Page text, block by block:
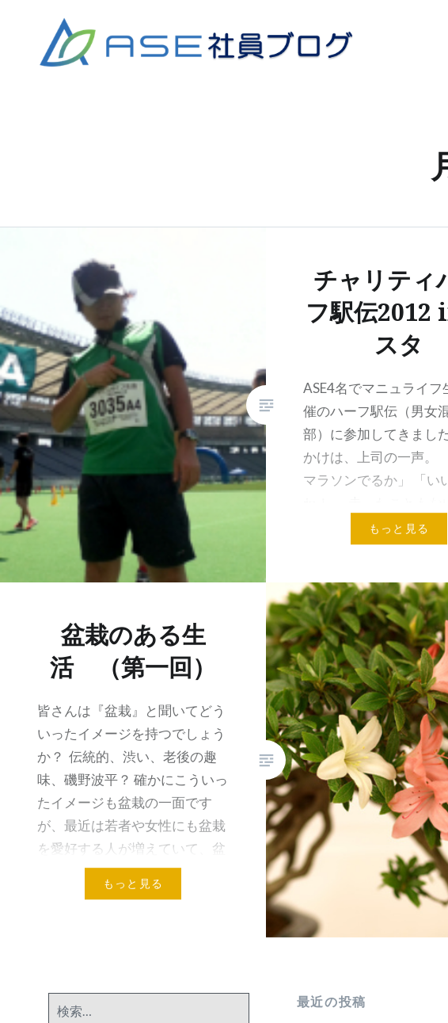
チャリティ
フ駅伝2012
スタ
ASE4名でマニュライフ
催のハーフ駅伝（男女
部）に参加してきまし
かけは、上司の一声。
マラソンでるか」 「い
に、勢いで参加表明を
もっと見る
盆栽のある生
活 （第一回）
皆さんは『盆栽』と聞いてどう
いったイメージを持つでしょう
か？ 伝統的、渋い、老後の趣
味、磯野波平？ 確かにこういっ
たイメージも盆栽の一面です
が、最近は若者や女性にも盆栽
を愛好する人が増えていて、盆
栽のイメージ…
もっと見る
最近の投稿